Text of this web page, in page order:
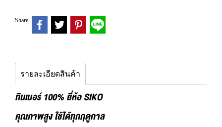
Share
รายละเอียดสินค้า
ทินเนอร์ 100% ยี่ห้อ SIKO
คุณภาพสูง ใช้ได้ทุกฤดูกาล